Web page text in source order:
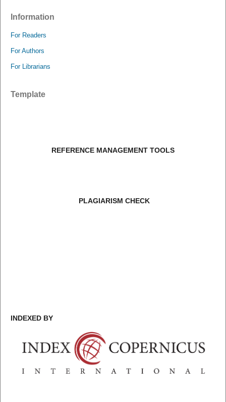
Information
For Readers
For Authors
For Librarians
Template
REFERENCE MANAGEMENT TOOLS
PLAGIARISM CHECK
INDEXED BY